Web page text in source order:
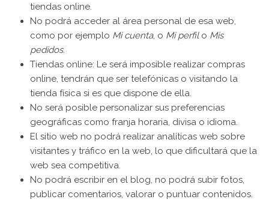
tiendas online.
No podrá acceder al área personal de esa web,
como por ejemplo Mi cuenta, o Mi perfilo Mis
pedidos.
Tiendas online: Le será imposible realizar compras
online, tendrán que ser telefónicas o visitando la
tienda física si es que dispone de ella.
No será posible personalizar sus preferencias
geográficas como franja horaria, divisa o idioma.
El sitio web no podrá realizar analíticas web sobre
visitantes y tráfico en la web, lo que dificultará que la
web sea competitiva.
No podrá escribir en el blog, no podrá subir fotos,
publicar comentarios, valorar o puntuar contenidos.